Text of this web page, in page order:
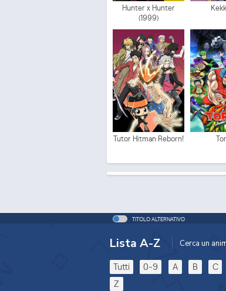
Hunter x Hunter
(1999)
Tutor Hitman Reborn!
TITOLO ALTERNATIVO
Lista A-Z Cerca un
Tutti 0-9 A B C
Z